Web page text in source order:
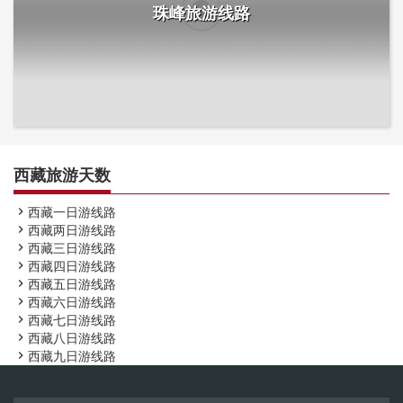
珠峰旅游线路
西藏旅游天数
 西藏一日游线路
 西藏两日游线路
 西藏三日游线路
 西藏四日游线路
 西藏五日游线路
 西藏六日游线路
 西藏七日游线路
 西藏八日游线路
 西藏九日游线路